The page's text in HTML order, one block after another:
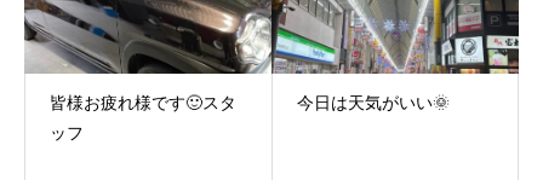
皆様お疲れ様です🙂スタ
ッフ
今日は天気がいい🌞